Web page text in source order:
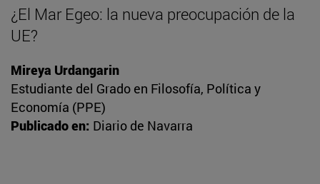
¿El Mar Egeo: la nueva preocupación de la
UE?
Mireya Urdangarin
Estudiante del Grado en Filosofía, Política y
Economía (PPE)
Publicado en: Diario de Navarra